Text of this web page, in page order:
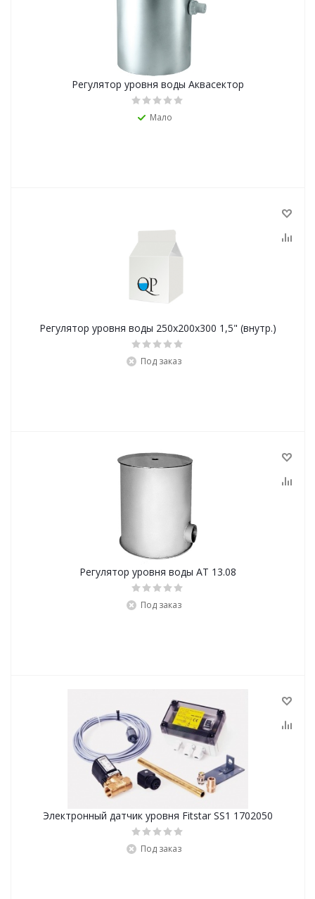
Регулятор уровня воды Аквасектор
Мало
Регулятор уровня воды 250х200х300 1,5" (внутр.)
Под заказ
Регулятор уровня воды АТ 13.08
Под заказ
Электронный датчик уровня Fitstar SS1 1702050
Под заказ